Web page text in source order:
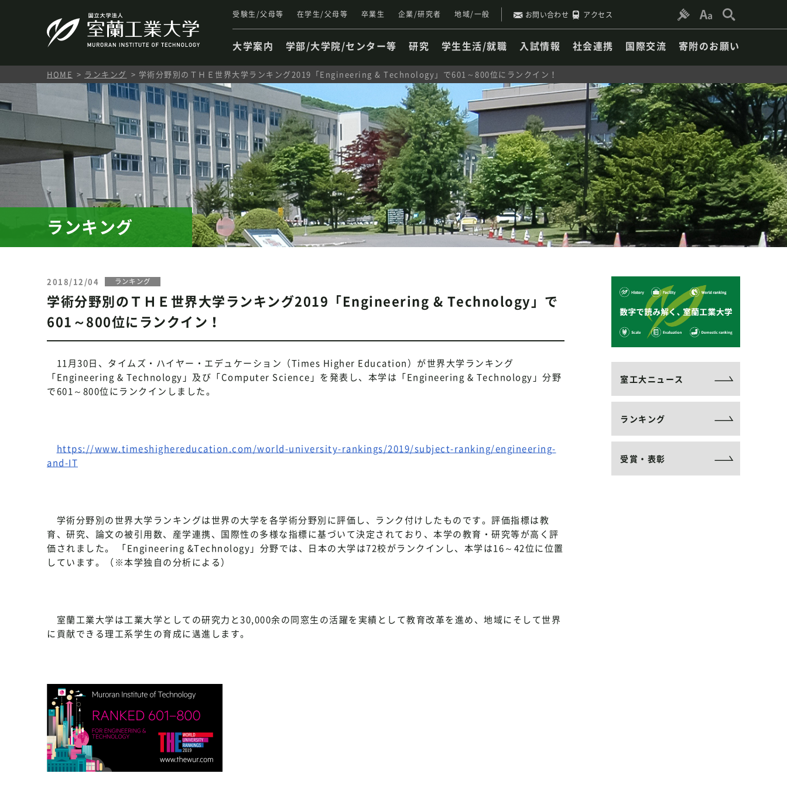
受験生/父母等 在学生/父母等 卒業生 企業/研究者 地域/一般 お問い合わせ アクセス
大学案内 学部/大学院/センター等 研究 学生生活/就職 入試情報 社会連携 国際交流 寄附のお願い
HOME ランキング 学術分野別のＴＨＥ世界大学ランキング2019「Engineering & Technology」で601～800位にランクイン！
ランキング
2018/12/04 ランキング
学術分野別のＴＨＥ世界大学ランキング2019「Engineering & Technology」で
601～800位にランクイン！
11月30日、タイムズ・ハイヤー・エデュケーション（Times Higher Education）が世界大学ランキング
「Engineering & Technology」及び「Computer Science」を発表し、本学は「Engineering & Technology」分野
で601～800位にランクインしました。
https://www.timeshighereducation.com/world-university-rankings/2019/subject-ranking/engineering-
and-IT
学術分野別の世界大学ランキングは世界の大学を各学術分野別に評価し、ランク付けしたものです。評価指標は教
育、研究、論文の被引用数、産学連携、国際性の多様な指標に基づいて決定されており、本学の教育・研究等が高く評
価されました。 「Engineering &Technology」分野では、日本の大学は72校がランクインし、本学は16～42位に位置
しています。（※本学独自の分析による）
室蘭工業大学は工業大学としての研究力と30,000余の同窓生の活躍を実績として教育改革を進め、地域にそして世界
に貢献できる理工系学生の育成に邁進します。
室工大ニュース
ランキング
受賞・表彰